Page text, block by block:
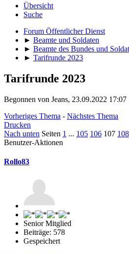
Übersicht
Suche
Forum Öffentlicher Dienst
► Beamte und Soldaten
► Beamte des Bundes und
► Tarifrunde 2023
Tarifrunde 2023
Begonnen von Jeans, 23.09.2022 17:07
Vorheriges Thema - Nächstes Thema
Drucken
Nach unten Seiten 1 ... 105 106 107 108
Benutzer-Aktionen
Rollo83
Senior Mitglied
Beiträge: 578
Gespeichert